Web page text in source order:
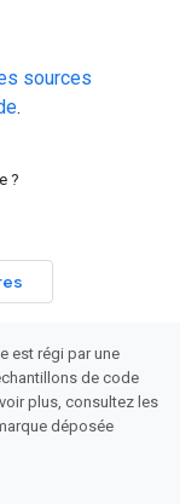
sources
.
?
est régi par une
de code
plus, consultez les
déposée